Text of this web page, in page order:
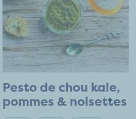
Pesto de chou kale,
pommes & noisettes